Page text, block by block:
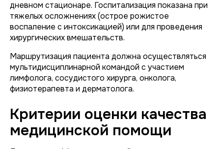
дневном стационаре. Госпитализация показана при
тяжелых осложнениях (острое рожистое
воспаление с интоксикацией) или для проведения
хирургических вмешательств.
Маршрутизация пациента должна осуществляться
мультидисциплинарной командой с участием
лимфолога, сосудистого хирурга, онколога,
физиотерапевта и дерматолога.
Критерии оценки качества
медицинской помощи